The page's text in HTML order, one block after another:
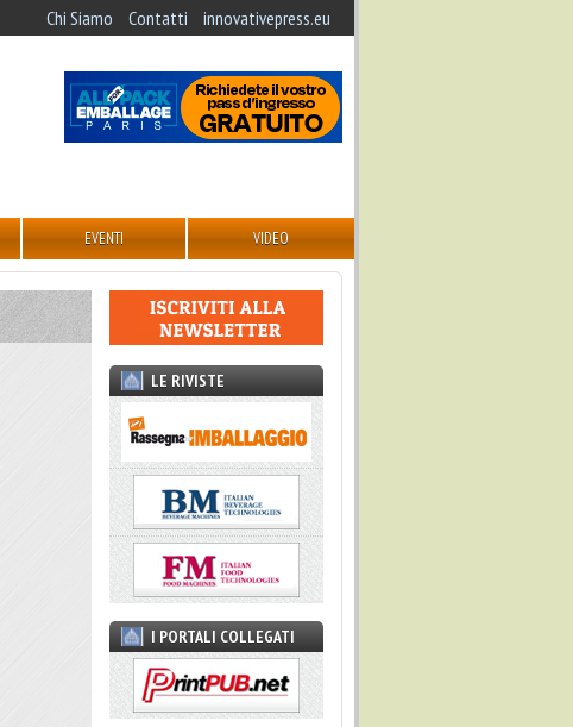
Chi Siamo Contatti innovativepress.eu
EVENTI VIDEO
LE RIVISTE
I PORTALI COLLEGATI